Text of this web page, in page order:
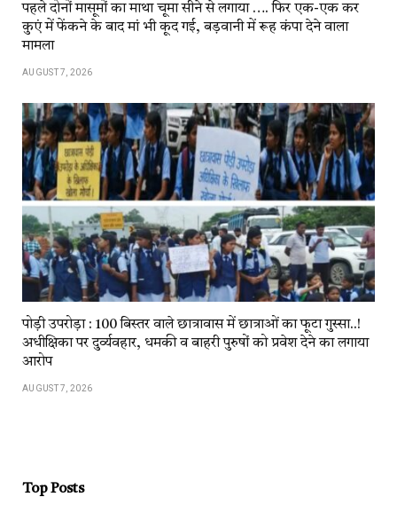
पहले दोनों मासूमों का माथा चूमा सीने से लगाया …. फिर एक-एक कर
कुएं में फेंकने के बाद मां भी कूद गई, बड़वानी में रूह कंपा देने वाला
मामला
AUGUST 7, 2026
पोड़ी उपरोड़ा : 100 बिस्तर वाले छात्रावास में छात्राओं का फूटा गुस्सा..!
अधीक्षिका पर दुर्व्यवहार, धमकी व बाहरी पुरुषों को प्रवेश देने का लगाया
आरोप
AUGUST 7, 2026
Top Posts